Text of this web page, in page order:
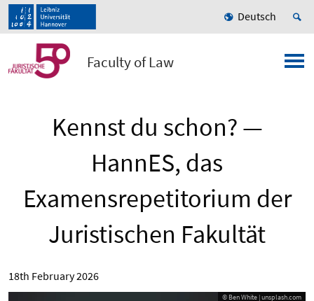
Deutsch
Faculty of Law
Kennst du schon? —
HannES, das
Examensrepetitorium der
Juristischen Fakultät
18th February 2026
© Ben White | unsplash.com